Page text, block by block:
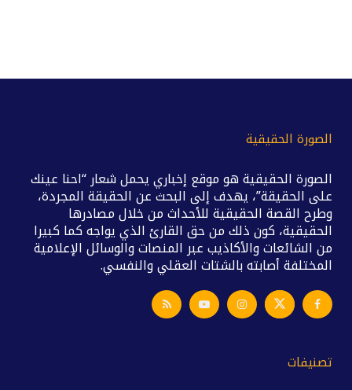
الصورة الحقيقية
الصورة الحقيقية هو موقع إخباري يحمل شعار “احنا عينك
على الحقيقة”، يهدف إلى البحث عن الحقيقة المجردة،
وطرح القصة الحقيقية للأحداث من خلال مصادرها
الحقيقية، كون ذلك من حق القارئ الذي يواجه كما كبيرا
من الشائعات والأكاذيب عبر المنصات والوسائل الإعلامية
المختلفة أصابته بالشتات العقلي والنفسي.
تصنيفات